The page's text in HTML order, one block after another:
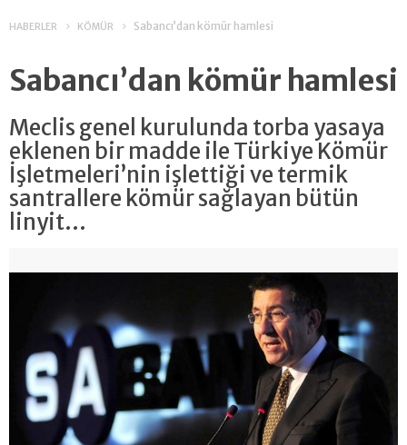
HABERLER KÖMÜR Sabancı’dan kömür hamlesi
Sabancı’dan kömür hamlesi
Meclis genel kurulunda torba yasaya
eklenen bir madde ile Türkiye Kömür
İşletmeleri’nin işlettiği ve termik
santrallere kömür sağlayan bütün
linyit...